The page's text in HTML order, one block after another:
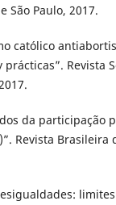
São Paulo, 2017.
católico
Revista
da participação
Revista Brasileira